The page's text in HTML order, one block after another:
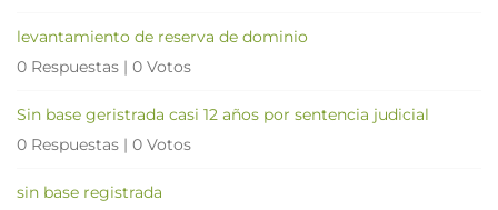
levantamiento de reserva de dominio
0 Respuestas | 0 Votos
Sin base geristrada casi 12 años por sentencia judicial
0 Respuestas | 0 Votos
sin base registrada